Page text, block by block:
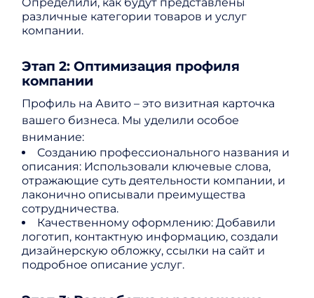
различные категории товаров и услуг
компании.
Этап 2: Оптимизация профиля
компании
Профиль на Авито – это визитная карточка
вашего бизнеса. Мы уделили особое
внимание:
Созданию профессионального названия и
описания: Использовали ключевые слова,
отражающие суть деятельности компании, и
лаконично описывали преимущества
сотрудничества.
Качественному оформлению: Добавили
логотип, контактную информацию, создали
дизайнерскую обложку, ссылки на сайт и
подробное описание услуг.